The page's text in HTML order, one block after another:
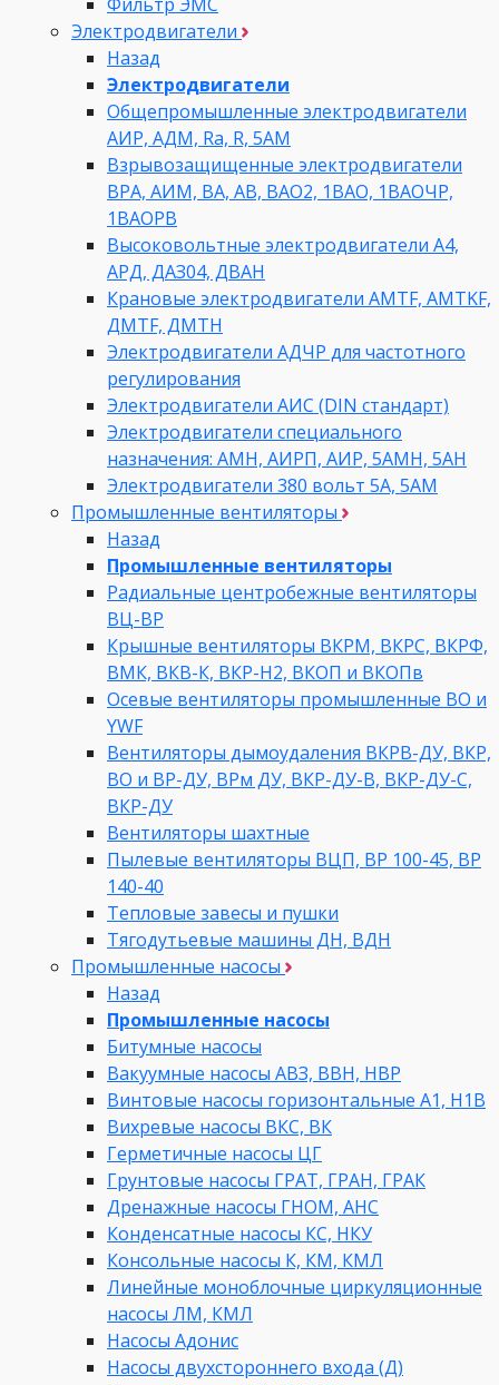
Электродвигатели
Назад
Электродвигатели
Общепромышленные электродвигатели
АИР, АДМ, Ra, R, 5AM
Взрывозащищенные электродвигатели
ВРА, АИМ, ВА, АВ, ВАO2, 1ВАО, 1ВАОЧР,
1ВАОРВ
Высоковольтные электродвигатели A4,
АРД, ДАЗ04, ДВАН
Крановые электродвигатели AMTF, AMTKF,
ДMTF, ДМТН
Электродвигатели АДЧР для частотного
регулирования
Электродвигатели АИС (DIN стандарт)
Электродвигатели специального
назначения: АМН, АИРП, АИР, 5АМН, 5АН
Электродвигатели 380 вольт 5А, 5АМ
Промышленные вентиляторы
Назад
Промышленные вентиляторы
Радиальные центробежные вентиляторы
ВЦ-ВР
Крышные вентиляторы ВКРМ, ВКРС, ВКРФ,
ВМК, ВКВ-К, ВКР-Н2, ВКОП и ВКОПв
Осевые вентиляторы промышленные ВО и
YWF
Вентиляторы дымоудаления ВКРВ-ДУ, ВКР,
ВО и ВР-ДУ, ВРм ДУ, ВКР-ДУ-В, ВКР-ДУ-С,
ВКР-ДУ
Вентиляторы шахтные
Пылевые вентиляторы ВЦП, ВР 100-45, ВР
140-40
Тепловые завесы и пушки
Тягодутьевые машины ДН, ВДН
Промышленные насосы
Назад
Промышленные насосы
Битумные насосы
Вакуумные насосы АВЗ, ВВН, НВР
Винтовые насосы горизонтальные А1, Н1В
Вихревые насосы ВКС, ВК
Герметичные насосы ЦГ
Грунтовые насосы ГРАТ, ГРАН, ГРАК
Дренажные насосы ГНОМ, АНС
Конденсатные насосы КС, НКУ
Консольные насосы К, КМ, КМЛ
Линейные моноблочные циркуляционные
насосы ЛМ, КМЛ
Насосы Адонис
Насосы двухстороннего входа (Д)